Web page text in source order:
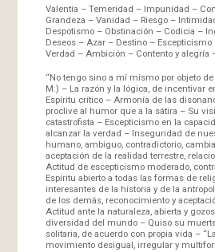
Valentía – Temeridad – Impunidad –
Grandeza – Vanidad – Riesgo –
Despotismo – Obstinación – Codicia –
Deseos – Azar – Destino – Escepticismo
Verdad – Ambición – Contento y alegría
“No tengo sino a mí mismo por objeto
M.) – La razón y la lógica, de incentivar
Espíritu crítico – Armonía de las
proclive al humor que a la sátira – Su
catastrofista – Escepticismo en la
alcanzar la verdad – Inseguridad de
humano, ambiguo, contradictorio,
aceptación de la realidad terrestre,
Actitud de escepticismo moderado,
Espíritu abierto a todas las formas de
interesantes de la historia y de la
de los demás, reconocimiento y
Actitud ante la naturaleza, abierta y
diversidad del mundo – Quiso su
solitaria, de acuerdo con propia vida –
movimiento desigual, irregular y